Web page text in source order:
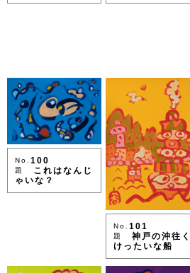
No. 100
題
これはなんじ
ゃいな？
No. 101
題
神戸の沖往く
けったいな船